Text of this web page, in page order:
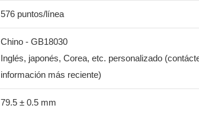
576 puntos/línea
Chino - GB18030
Inglés, japonés, Corea, etc. personalizado
información más reciente)
79.5 ± 0.5 mm